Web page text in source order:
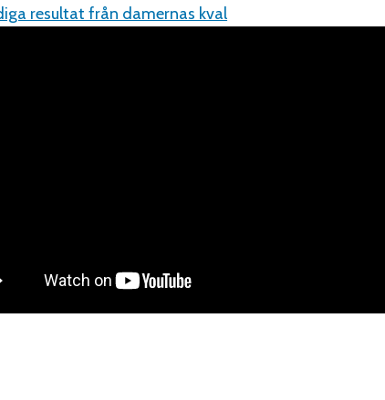
resultat från damernas kval